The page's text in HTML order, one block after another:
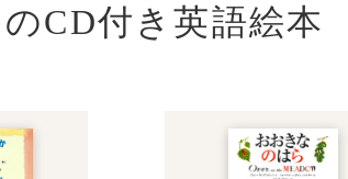
CD付き英語絵本